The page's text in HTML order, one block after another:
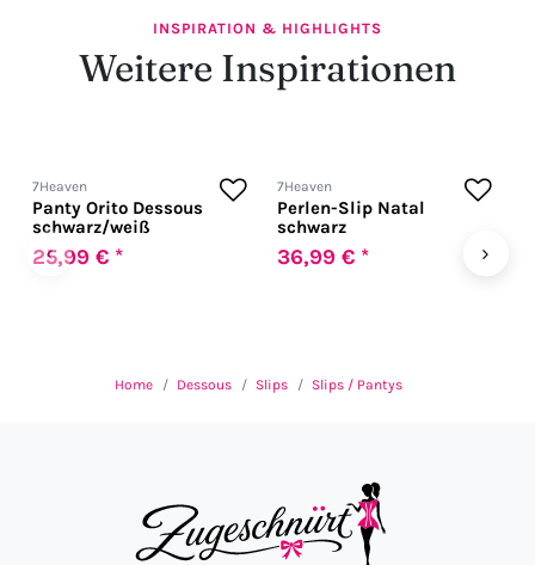
INSPIRATION & HIGHLIGHTS
Weitere Inspirationen
‹
7Heaven
Panty Orito Dessous
schwarz/weiß
25,99 € *
7Heaven
Perlen-Slip Natal
schwarz
36,99 € * ›
Home Dessous Slips Slips / Pantys